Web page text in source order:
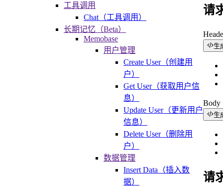
工具调用
Chat（工具调用）
长期记忆（Beta）
Memobase
用户管理
Create User（创建用
户）
Get User（获取用户信
息）
Update User（更新用户
信息）
Delete User（删除用
户）
数据管理
Insert Data（插入数
据）
请
生
Body
生
请